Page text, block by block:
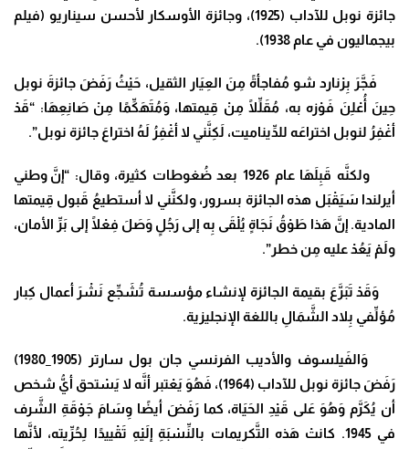
جائزة نوبل للآداب (1925)، وجائزة الأوسكار لأحسن سيناريو (فيلم
بيجماليون في عام 1938).
فَجَّرَ بِرْنارد شو مُفاجأةً مِنَ العِيَار الثقيل، حَيْثُ رَفَضَ جائزةَ نوبل
حِينَ أُعْلِنَ فَوْزه به، مُقَلِّلًا مِنْ قِيمتها، وَمُتَهَكِّمًا مِنْ صَانِعِهَا: “قَدْ
أغْفِرُ لنوبل اختراعَه للدِّيناميت، لَكِنَّني لا أغْفِرُ لَهُ اختراعَ جائزة نوبل”.
ولكنَّه قَبِلَهَا عام 1926 بعد ضُغوطات كثيرة، وقال: “إن
َّ وطني
أيرلندا سَيَقْبَل هذه الجائزة بسرور، ولكنَّني لا أستطيعُ قَبول قِيمتها
المادية. إنَّ هَذا طَوْقُ نَجَاةٍ يُلْقَى بِه إلى رَجُلٍ وَصَلَ فِعْلًا إلى بَرِّ الأمان،
ولَمْ يَعُدْ عليه مِن خطر”.
وَقَدْ تَبَرَّعَ بقيمة الجائزة لإنشاء مؤسسة تُشَجِّع نَشْرَ أعمال كِبار
مُؤلِّفي بِلاد الشَّمَالِ باللغة الإنجليزية.
وَالفَيلسوف والأديب الفرنسي جان بول سارتر (1905_1980)
رَفَضَ جائزة نوبل للآداب (1964)، فَهُوَ يَعْتبر أنَّه لا يَسْتحق أيُّ شخص
أن يُكَرَّم وَهُوَ عَلى قَيْدِ الحَيَاة، كما رَفَضَ أيضًا وِسَامَ جَوْقَةِ الشَّرف
في 1945. كانتْ هَذه التَّكريمات بالنِّسْبَةِ إلَيْهِ تَقْييدًا لِحُرِّيته، لأنَّها